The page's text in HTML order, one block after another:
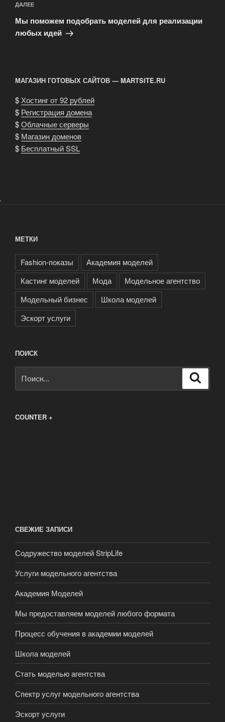
Следующая
запись
ДАЛЕЕ
Мы поможем подобрать моделей для реализации
любых идей
МАГАЗИН ГОТОВЫХ САЙТОВ — MARTSITE.RU
$ Хостинг от 92 рублей
$ Регистрация домена
$Облачные серверы
$ Магазин доменов
$ Бесплатный SSL
.
МЕТКИ
Fashion-показы
Академия моделей
Кастинг моделей
Мода
Модельное агентство
Модельный бизнес
Школа моделей
Эскорт услуги
ПОИСК
COUNTER +
СВЕЖИЕ ЗАПИСИ
Содружество моделей StripLife
Услуги модельного агентства
Академия Моделей
Мы предоставляем моделей любого формата
Процесс обучения в академии моделей
Школа моделей
Стать моделью агентства
Спектр услуг модельного агентства
Эскорт услуги